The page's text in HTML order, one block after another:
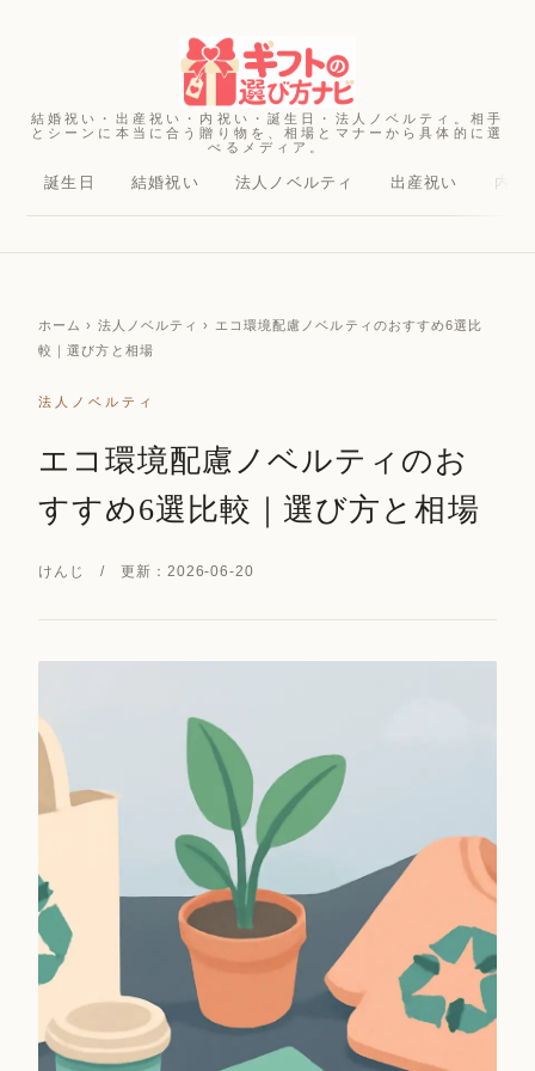
結婚祝い・出産祝い・内祝い・誕生日・法人ノベルティ。相手
とシーンに本当に合う贈り物を、相場とマナーから具体的に選
べるメディア。
誕生日 結婚祝い 法人ノベルティ 出産祝い 内祝
ホーム › 法人ノベルティ › エコ環境配慮ノベルティのおすすめ6選比
較｜選び方と相場
法人ノベルティ
エコ環境配慮ノベルティのお
すすめ6選比較｜選び方と相場
けんじ / 更新：2026-06-20